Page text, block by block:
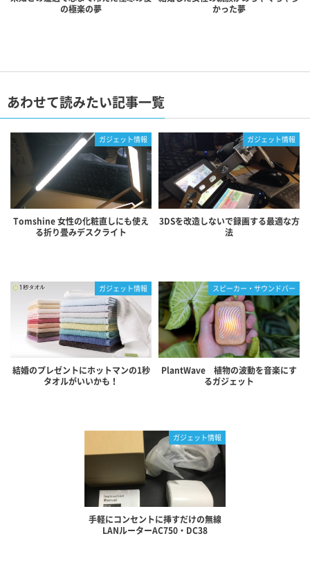
の極楽の夢
かった夢
あわせて読みたい記事一覧
ガジェット情報
Tomshine 女性の化粧直しにも使え
る折り畳みデスクライト
ガジェット情報
3DSを改造しないで録画する最適な方
法
ガジェット情報
結婚のプレゼントにホットマンの1秒
タオルがいいかも！
スピーカー・サウンドバー
PlantWave 植物の波動を音楽にす
るガジェット
ガジェット情報
手軽にコンセントに挿すだけの無線
LANルーターAC750・DC38